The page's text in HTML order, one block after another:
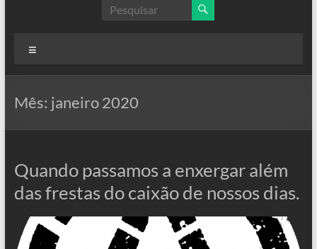
Mês: janeiro 2020
Quando passamos a enxergar além
das frestas do caixão de nossos dias.